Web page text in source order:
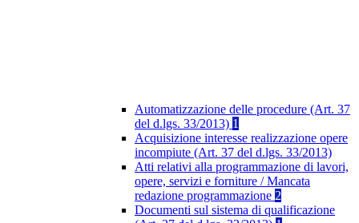
Automatizzazione delle procedure (Art. 37
del d.lgs. 33/2013) 1
Acquisizione interesse realizzazione opere
incompiute (Art. 37 del d.lgs. 33/2013)
Atti relativi alla programmazione di lavori,
opere, servizi e forniture / Mancata
redazione programmazione 2
Documenti sul sistema di qualificazione